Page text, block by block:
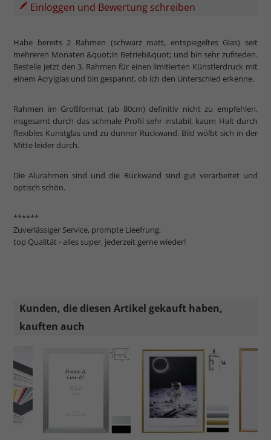
Einloggen und Bewertung schreiben
Habe bereits 2 Rahmen (schwarz matt, entspiegeltes Glas) seit
mehreren Monaten &quot;in Betrieb&quot; und bin sehr zufrieden.
Bestelle jetzt den 3. Rahmen für einen limitierten Künstlerdruck mit
einem Acrylglas und bin gespannt, ob ich den Unterschied erkenne.
Rahmen im Großformat (ab 80cm) definitiv nicht zu empfehlen,
insgesamt durch das schmale Profil sehr instabil, kaum Halt durch
flexibles Kunstglas und zu dünner Rückwand. Bild wölbt sich in der
Mitte leider durch.
Die Alurahmen sind und die Rückwand sind gut verarbeitet und
optisch schön.
******
Zuverlässiger Service, prompte Lieefrung,
top Qualität - alles super, jederzeit gerne wieder!
Kunden, die diesen Artikel gekauft haben,
kauften auch